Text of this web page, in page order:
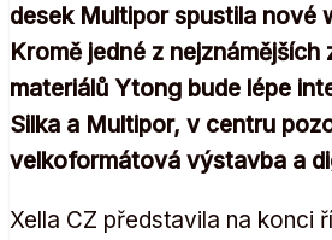
desek Multipor spustila nové
Kromě jedné z
materiálů Ytong bude lépe
Silka a Multipor, v centru
velkoformátová výstavba a
Xella CZ představila na konci